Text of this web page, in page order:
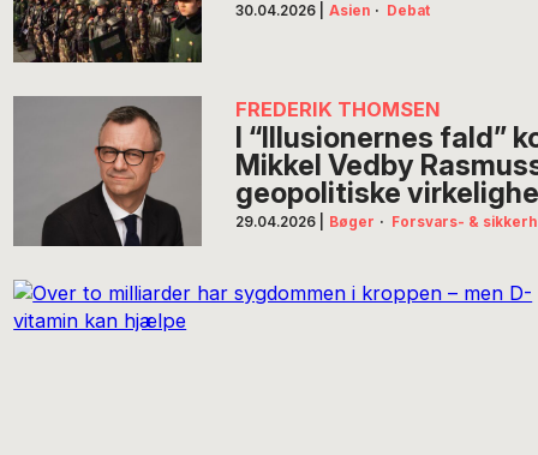
30.04.2026 Asien · Debat
FREDERIK THOMSEN
I “Illusionernes fald”
Mikkel Vedby
geopolitiske
29.04.2026 Bøger · Forsvars- &